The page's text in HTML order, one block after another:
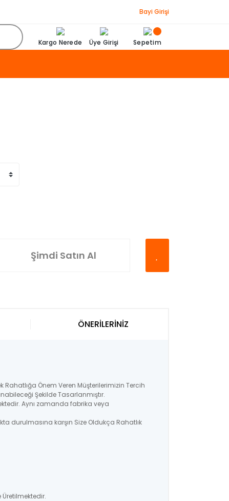
Bayi Girişi
Kargo Nerede Üye Girişi Sepetim
Şimdi Satın Al
Rahatlığa Önem Veren Müşterilerimizin Tercih
Şekilde Tasarlanmıştır.
Aynı zamanda fabrika veya
durulmasına karşın Size Oldukça Rahatlık
Üretilmektedir.
ÖNERİLERİNİZ